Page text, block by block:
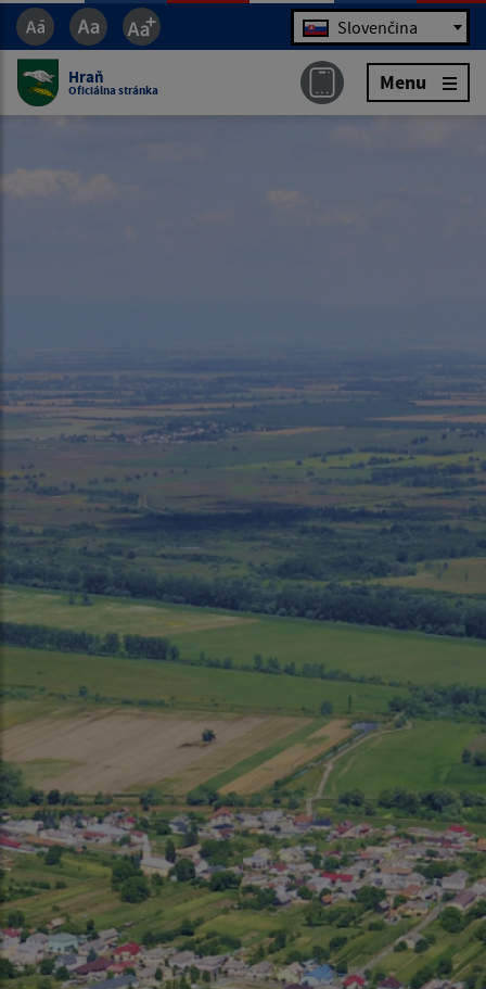
Jazyk Slovenčina
Hraň
Oficiálna stránka Menu